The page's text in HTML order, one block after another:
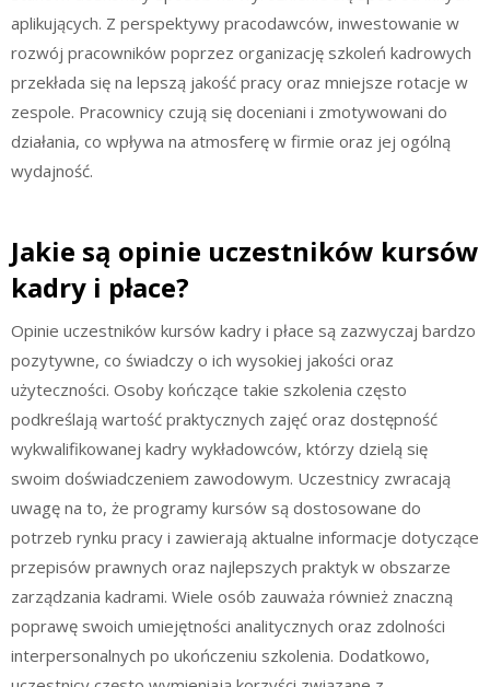
aplikujących. Z perspektywy pracodawców, inwestowanie w
rozwój pracowników poprzez organizację szkoleń kadrowych
przekłada się na lepszą jakość pracy oraz mniejsze rotacje w
zespole. Pracownicy czują się doceniani i zmotywowani do
działania, co wpływa na atmosferę w firmie oraz jej ogólną
wydajność.
Jakie są opinie uczestników kursów
kadry i płace?
Opinie uczestników kursów kadry i płace są zazwyczaj bardzo
pozytywne, co świadczy o ich wysokiej jakości oraz
użyteczności. Osoby kończące takie szkolenia często
podkreślają wartość praktycznych zajęć oraz dostępność
wykwalifikowanej kadry wykładowców, którzy dzielą się
swoim doświadczeniem zawodowym. Uczestnicy zwracają
uwagę na to, że programy kursów są dostosowane do
potrzeb rynku pracy i zawierają aktualne informacje dotyczące
przepisów prawnych oraz najlepszych praktyk w obszarze
zarządzania kadrami. Wiele osób zauważa również znaczną
poprawę swoich umiejętności analitycznych oraz zdolności
interpersonalnych po ukończeniu szkolenia. Dodatkowo,